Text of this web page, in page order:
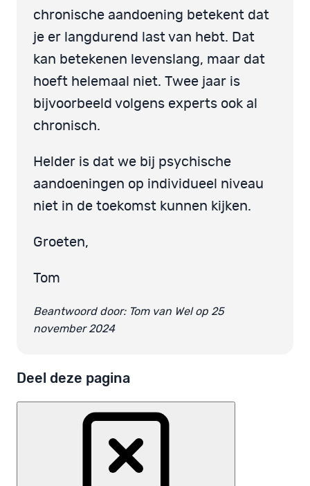
chronische aandoening betekent dat
je er langdurend last van hebt. Dat
kan betekenen levenslang, maar dat
hoeft helemaal niet. Twee jaar is
bijvoorbeeld volgens experts ook al
chronisch.
Helder is dat we bij psychische
aandoeningen op individueel niveau
niet in de toekomst kunnen kijken.
Groeten,
Tom
Beantwoord door: Tom van Wel op 25
november 2024
Deel deze pagina